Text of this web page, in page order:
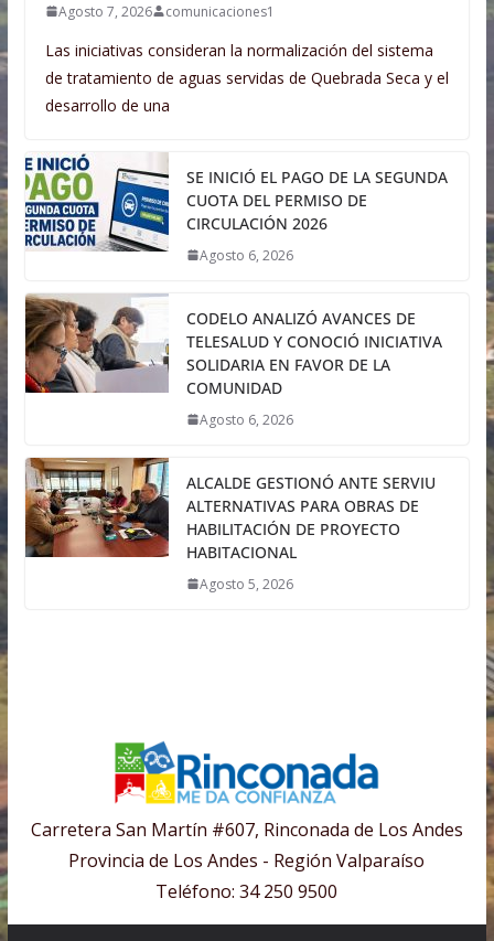
Agosto 7, 2026 comunicaciones1
Las iniciativas consideran la normalización del sistema
de tratamiento de aguas servidas de Quebrada Seca y el
desarrollo de una
SE INICIÓ EL PAGO DE LA SEGUNDA
CUOTA DEL PERMISO DE
CIRCULACIÓN 2026
Agosto 6, 2026
CODELO ANALIZÓ AVANCES DE
TELESALUD Y CONOCIÓ INICIATIVA
SOLIDARIA EN FAVOR DE LA
COMUNIDAD
Agosto 6, 2026
ALCALDE GESTIONÓ ANTE SERVIU
ALTERNATIVAS PARA OBRAS DE
HABILITACIÓN DE PROYECTO
HABITACIONAL
Agosto 5, 2026
Carretera San Martín #607, Rinconada de Los Andes
Provincia de Los Andes - Región Valparaíso
Teléfono: 34 250 9500